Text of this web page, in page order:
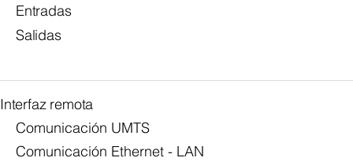
Entradas
Salidas
Comunicación UMTS
Comunicación Ethernet - LAN
Interfaz remota